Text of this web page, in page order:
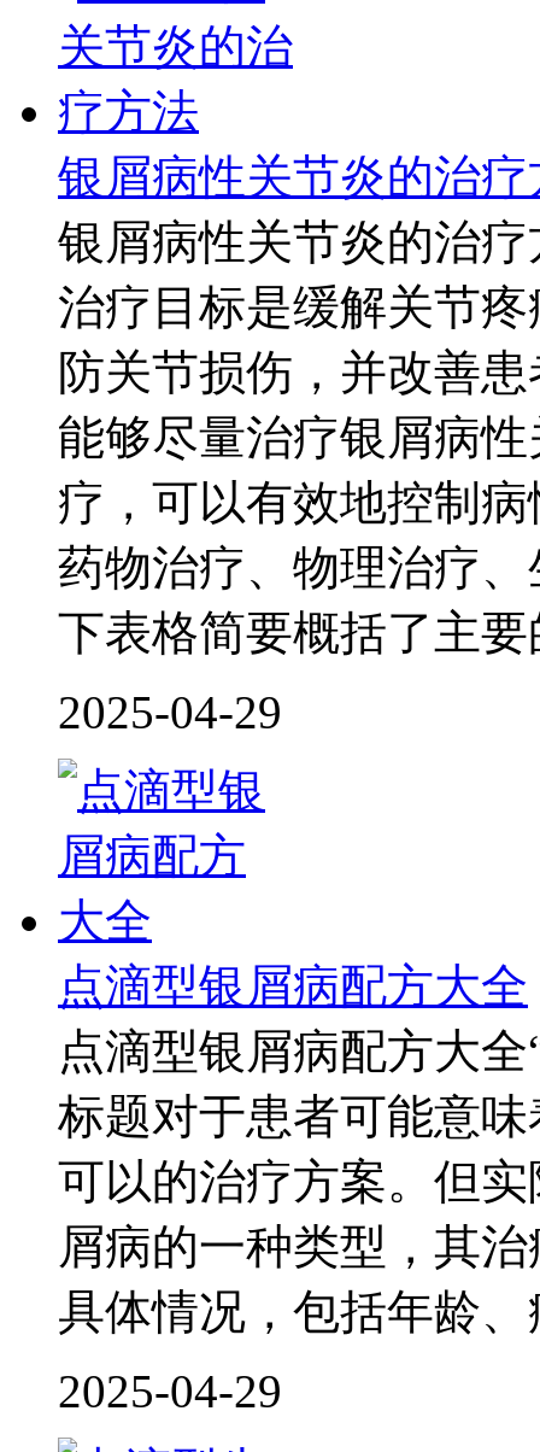
银屑病性关节炎的治疗
银屑病性关节炎的治
治疗目标是缓解关节
防关节损伤，并改善
能够尽量治疗银屑病
疗，可以有效地控制
药物治疗、物理治疗
下表格简要概括了主
2025-04-29
点滴型银屑病配方大全
点滴型银屑病配方大
标题对于患者可能意
可以的治疗方案。但
屑病的一种类型，其
具体情况，包括年龄
2025-04-29